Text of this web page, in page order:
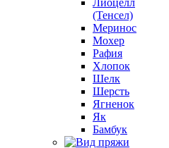
Лиоцелл
(Тенсел)
Меринос
Мохер
Рафия
Хлопок
Шелк
Шерсть
Ягненок
Як
Бамбук